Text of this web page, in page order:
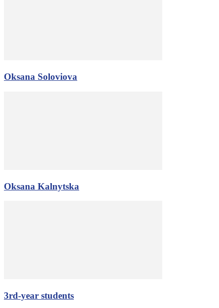
Oksana Soloviova
Oksana Kalnytska
3rd-year students